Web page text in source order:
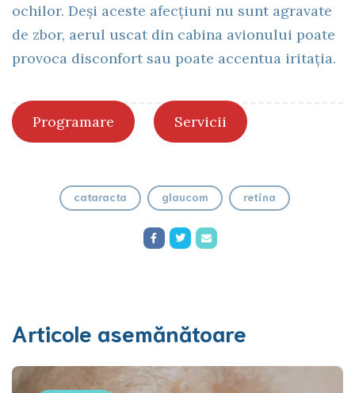
ochilor. Deși aceste afecțiuni nu sunt agravate
de zbor, aerul uscat din cabina avionului poate
provoca disconfort sau poate accentua iritația.
Programare Servicii
cataracta glaucom retina
Articole asemănătoare